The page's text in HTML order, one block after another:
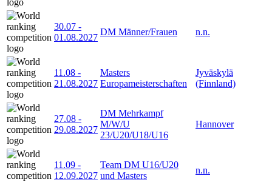
30.07 -
01.08.2027
DM Männer/Frauen n.n.
11.08 -
21.08.2027
Masters
Europameisterschaften
Jyväskylä
(Finnland)
27.08 -
29.08.2027
DM Mehrkampf
M/W/U
23/U20/U18/U16
Hannover
11.09 -
12.09.2027
Team DM U16/U20
und Masters
n.n.